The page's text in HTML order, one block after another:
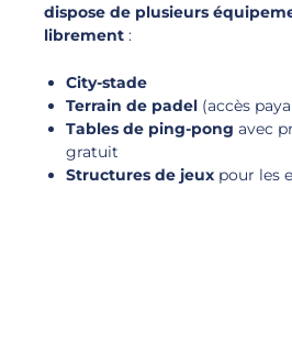
dispose de plusieurs
librement :
City-stade
Terrain de padel (accès
Tables de ping-pong avec
gratuit
Structures de jeux pour les